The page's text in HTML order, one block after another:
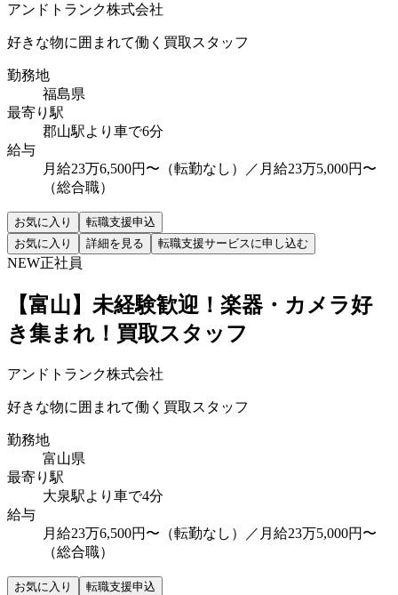
アンドトランク株式会社
好きな物に囲まれて働く買取スタッフ
勤務地
福島県
最寄り駅
郡山駅より車で6分
給与
月給23万6,500円〜（転勤なし）／月給23万5,000円〜
（総合職）
お気に入り
転職支援申込
お気に入り
詳細を見る 転職支援サービスに申し込む
NEW正社員
【富山】未経験歓迎！楽器・カメラ好
き集まれ！買取スタッフ
アンドトランク株式会社
好きな物に囲まれて働く買取スタッフ
勤務地
富山県
最寄り駅
大泉駅より車で4分
給与
月給23万6,500円〜（転勤なし）／月給23万5,000円〜
（総合職）
お気に入り 転職支援申込